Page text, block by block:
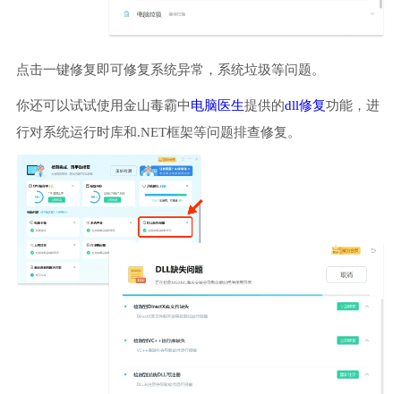
点击一键修复即可修复系统异常，系统垃圾等问题。
你还可以试试使用金山毒霸中电脑医生提供的dll修复功能，进
行对系统运行时库和.NET框架等问题排查修复。